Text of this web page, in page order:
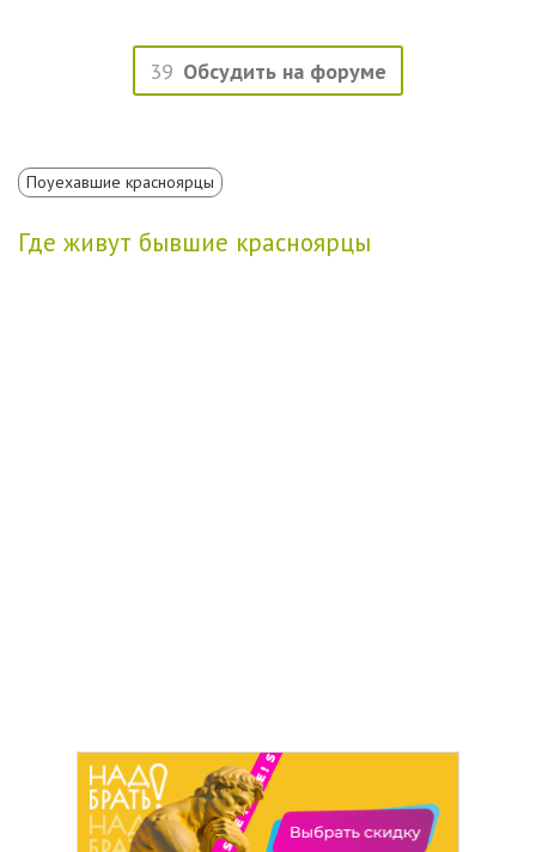
39 Обсудить на форуме
Поуехавшие красноярцы
Где живут бывшие красноярцы